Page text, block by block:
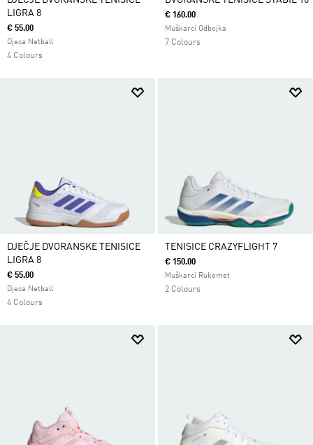
LIGRA 8
€ 55.00
Djeca Netball
4 Colours
€ 160.00
Muškarci Odbojka
7 Colours
DJEČJE DVORANSKE TENISICE
LIGRA 8
€ 55.00
Djeca Netball
4 Colours
TENISICE CRAZYFLIGHT 7
€ 150.00
Muškarci Rukomet
2 Colours